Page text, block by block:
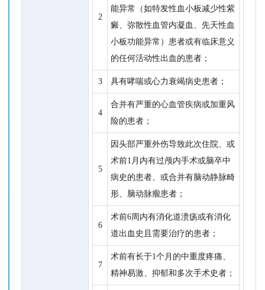
2
能异常（如特发性血小板减少性紫
癜、弥散性血管内凝血、先天性血
小板功能异常）患者或有临床意义
的任何活动性出血的患者；
3 具有哮喘或心力衰竭病史患者；
4
合并有严重的心血管疾病或加重风
险的患者；
5
因头部严重外伤导致此次住院、或
术前1月内有过颅内手术或脑卒中
病史的患者、或合并有脑动静脉畸
形、脑动脉瘤患者；
6
术前6周内有消化道溃疡或有消化
道出血史且需要治疗的患者；
7
术前有长于1个月的中重度疼痛、
精神易激、抑郁和多次手术史者；